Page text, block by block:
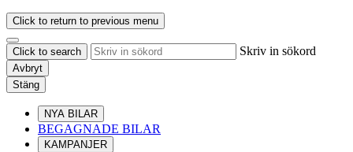
Click to return to previous menu
Click to search Skriv in sökord
Avbryt
Stäng
NYA BILAR
BEGAGNADE BILAR
KAMPANJER